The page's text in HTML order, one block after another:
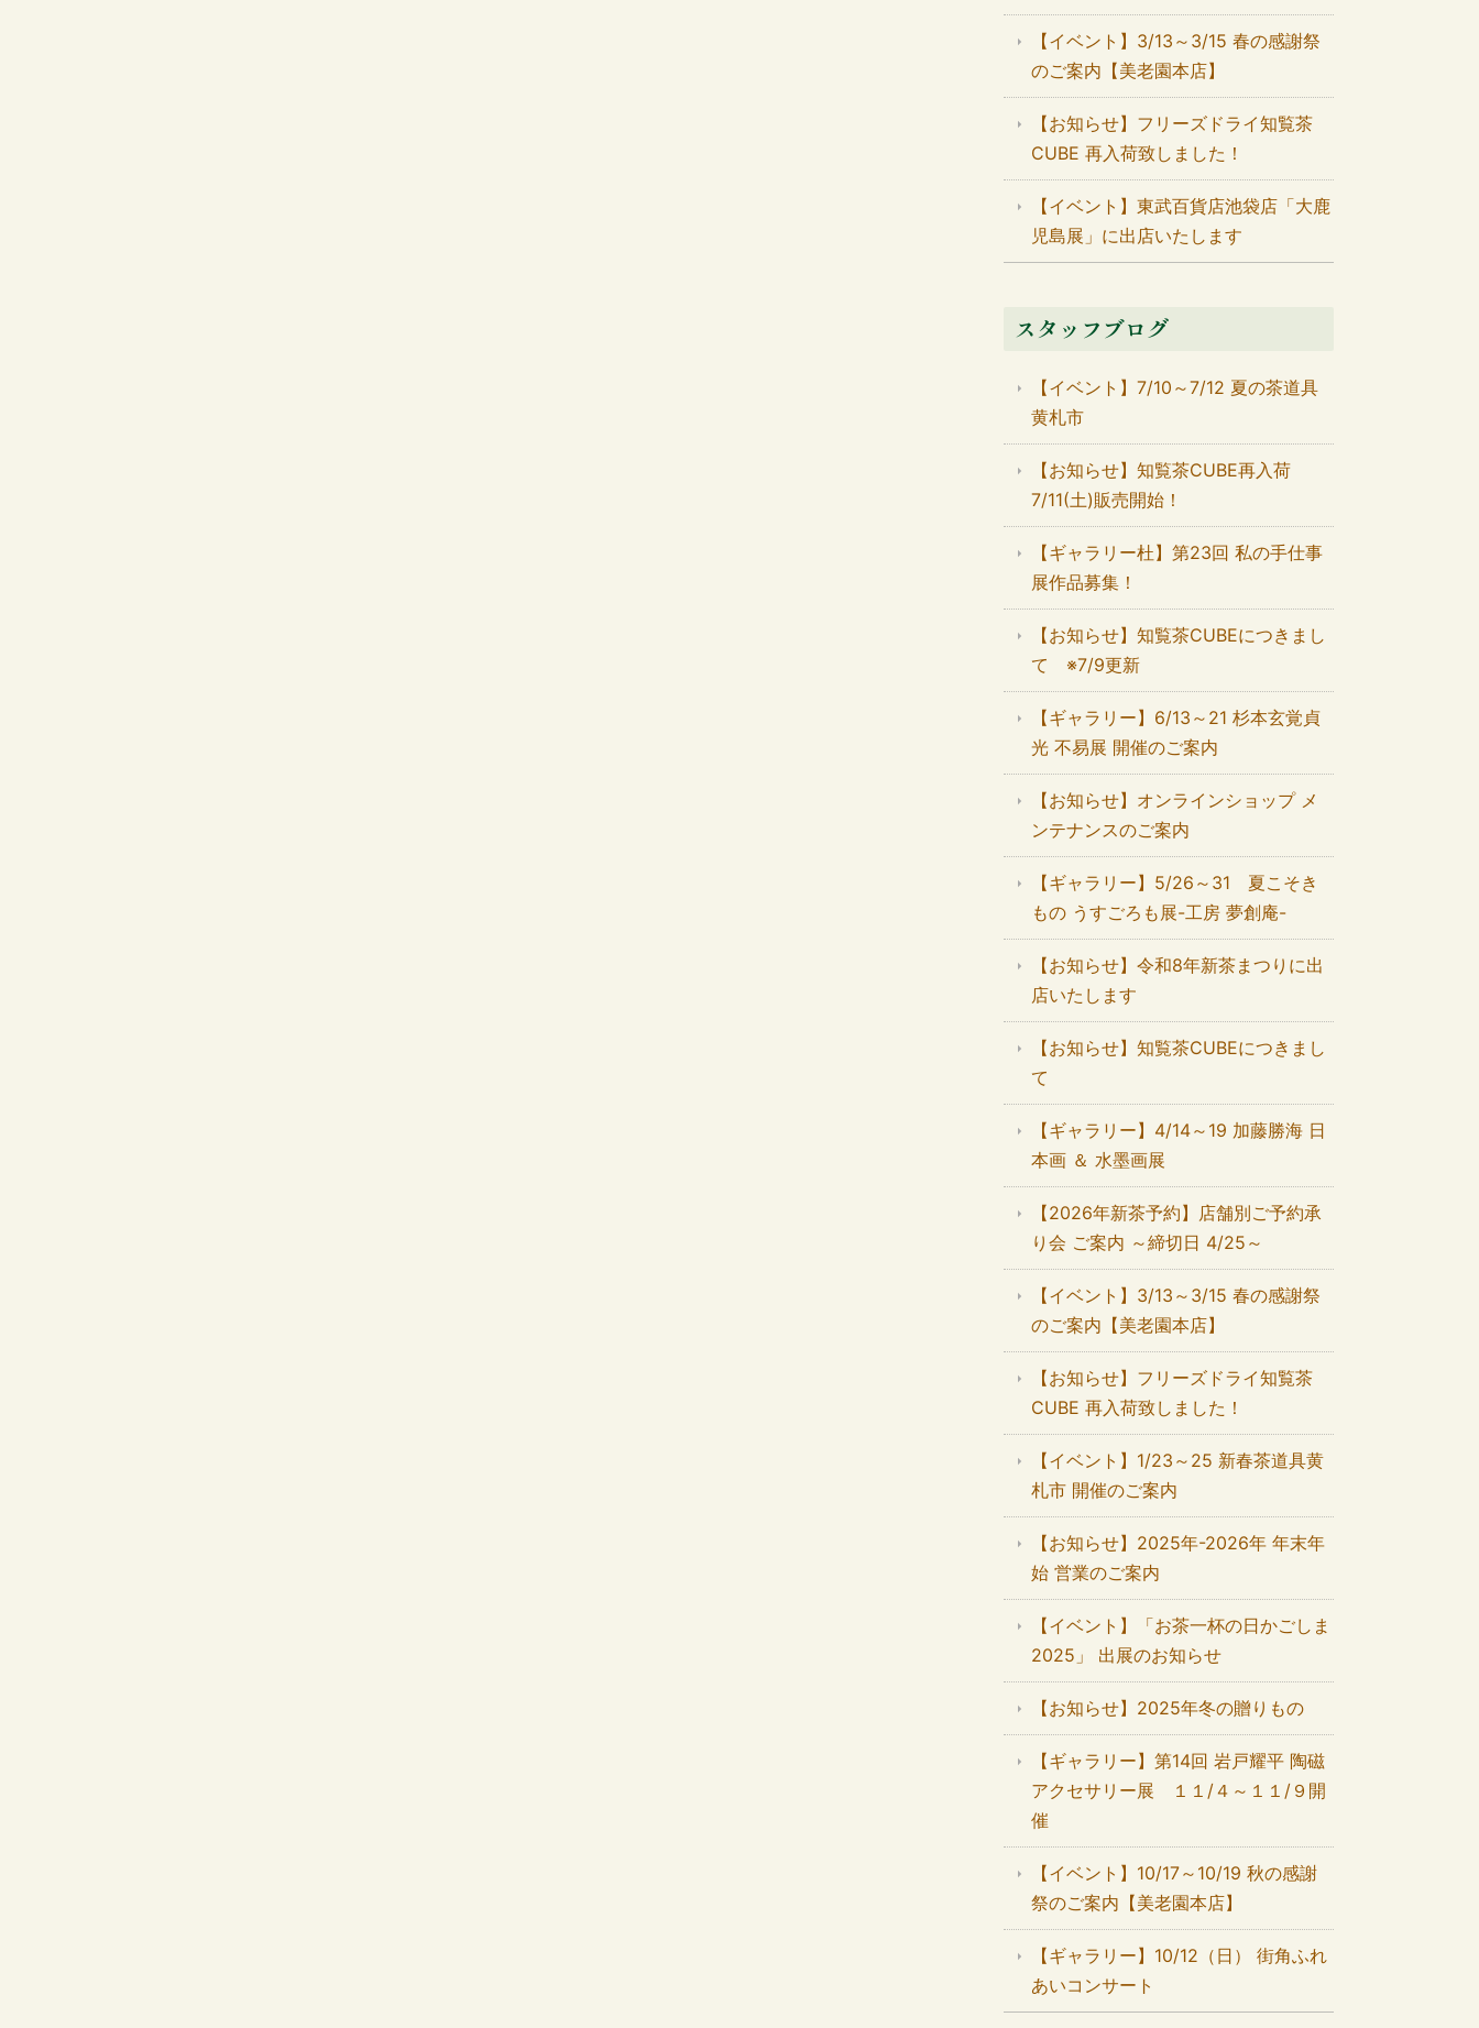
【イベント】3/13～3/15 春の感謝祭
のご案内【美老園本店】
【お知らせ】フリーズドライ知覧茶
CUBE 再入荷致しました！
【イベント】東武百貨店池袋店「大鹿
児島展」に出店いたします
スタッフブログ
【イベント】7/10～7/12 夏の茶道具
黄札市
【お知らせ】知覧茶CUBE再入荷
7/11(土)販売開始！
【ギャラリー杜】第23回 私の手仕事
展作品募集！
【お知らせ】知覧茶CUBEにつきまし
て ※7/9更新
【ギャラリー】6/13～21 杉本玄覚貞
光 不易展 開催のご案内
【お知らせ】オンラインショップ メ
ンテナンスのご案内
【ギャラリー】5/26～31 夏こそき
もの うすごろも展-工房 夢創庵-
【お知らせ】令和8年新茶まつりに出
店いたします
【お知らせ】知覧茶CUBEにつきまし
て
【ギャラリー】4/14～19 加藤勝海 日
本画 ＆ 水墨画展
【2026年新茶予約】店舗別ご予約承
り会 ご案内 ～締切日 4/25～
【イベント】3/13～3/15 春の感謝祭
のご案内【美老園本店】
【お知らせ】フリーズドライ知覧茶
CUBE 再入荷致しました！
【イベント】1/23～25 新春茶道具黄
札市 開催のご案内
【お知らせ】2025年-2026年 年末年
始 営業のご案内
【イベント】「お茶一杯の日かごしま
2025」 出展のお知らせ
【お知らせ】2025年冬の贈りもの
【ギャラリー】第14回 岩戸耀平 陶磁
アクセサリー展 １１/４～１１/９開
催
【イベント】10/17～10/19 秋の感謝
祭のご案内【美老園本店】
【ギャラリー】10/12（日） 街角ふれ
あいコンサート